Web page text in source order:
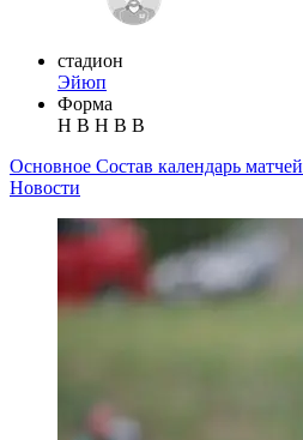
стадион
Эйюп
Форма
Н В Н В В
Основное Состав календарь матчей
Новости